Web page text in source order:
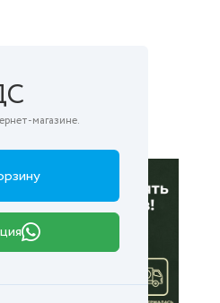
магазине.